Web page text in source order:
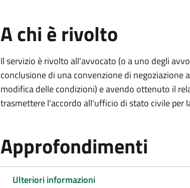
A chi è rivolto
Il servizio è rivolto all'avvocato (o a uno degli
conclusione di una convenzione di negoziazione
modifica delle condizioni) e avendo ottenuto il
trasmettere l'accordo all'ufficio di stato civile per
Approfondimenti
Ulteriori informazioni